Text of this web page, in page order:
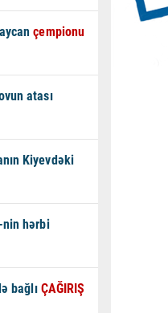
çempionu
atası
Kiyevdəki
nin hərbi
bağlı ÇAĞIRIŞ